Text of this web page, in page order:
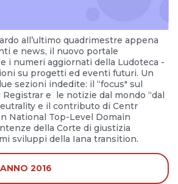
all’ultimo quadrimestre appena
e news, il nuovo portale
i numeri aggiornati della Ludoteca -
su progetti ed eventi futuri. Un
sezioni indedite: il “focus" sul
e le notizie dal mondo “dal
e il contributo di Centr
National Top-Level Domain
della Corte di giustizia
sviluppi della Iana transition.
2016